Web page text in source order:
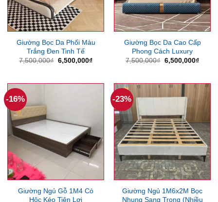
Giường Bọc Da Phối Màu
Trắng Đen Tinh Tế
7,500,000₫ Giá
6,500,000₫Giá
6,500,000₫.
Giường Bọc Da Cao Cấp
Phong Cách Luxury
7,500,000₫ Giá
6,500,000₫Giá
-16%
Giường Ngủ Gỗ 1M4 Có
Hộc Kéo Tiện Lợi
-23%
Giường Ngủ 1M6x2M Bọc
Nhung Sang Trọng (Nhiều